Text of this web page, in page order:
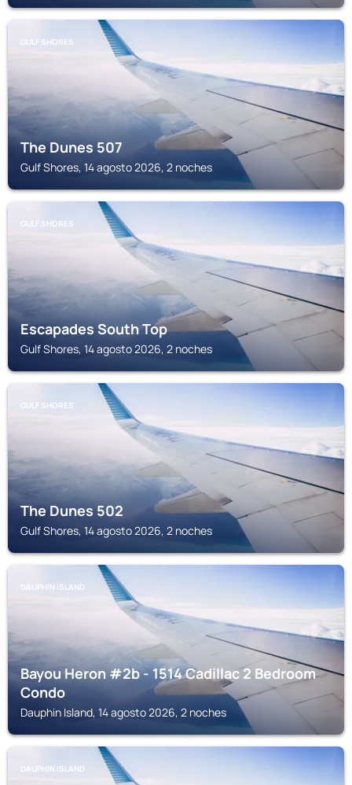
GULF SHORES
The Dunes 507
Gulf Shores, 14 agosto 2026, 2 noches
GULF SHORES
Escapades South Top
Gulf Shores, 14 agosto 2026, 2 noches
GULF SHORES
The Dunes 502
Gulf Shores, 14 agosto 2026, 2 noches
DAUPHIN ISLAND
Bayou Heron #2b - 1514 Cadillac 2 Bedroom
Condo
Dauphin Island, 14 agosto 2026, 2 noches
DAUPHIN ISLAND